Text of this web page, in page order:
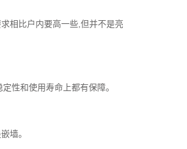
相比户内要高一些,但并不是亮
性和使用寿命上都有保障。
墙。